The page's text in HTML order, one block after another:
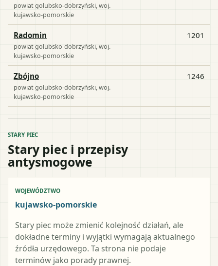
powiatgolubsko-dobrzyński , woj.
kujawsko-pomorskie
Radomin
powiatgolubsko-dobrzyński , woj.
kujawsko-pomorskie
1201
Zbójno
powiatgolubsko-dobrzyński , woj.
kujawsko-pomorskie
1246
STARY PIEC
Stary piec i przepisy
antysmogowe
WOJEWÓDZTWO
kujawsko-pomorskie
Stary piec może zmienić kolejność działań, ale
dokładne terminy i wyjątki wymagają aktualnego
źródła urzędowego. Ta strona nie podaje
terminów jako porady prawnej.